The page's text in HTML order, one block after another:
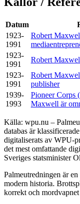
Datum
1923-
1991
Robert
1923-
1991
Robert
1923-
1991
Robert
publisher
1939-
1993
Pioneer Corps
Maxwell är
Källa: wpu.nu –
databas är
digitaliserats av WPU-
det mest omfattande
Sveriges statsminister
Palmeutredningen är
modern historia.
korrekt och